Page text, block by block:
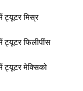
ट्यूटर मिस्र
ट्यूटर फिलीपींस
ट्यूटर मेक्सिको